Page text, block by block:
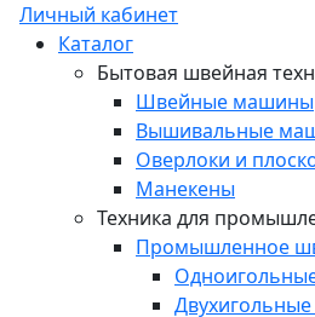
Личный кабинет
Каталог
Бытовая швейная
Швейные машины
Вышивальные
Оверлоки и
Манекены
Техника для
Промышленное